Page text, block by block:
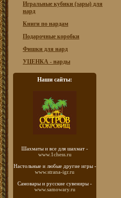
Игральные кубики (зары) для
нард
Книги по нардам
Подарочные коробки
Фишки для нард
УЦЕНКА - нарды
Наши сайты:
Шахматы и все для шахмат -
www.1chess.ru
Настольные и любые другие игры -
www.strana-igr.ru
Самовары и русские сувениры -
www.samowary.ru